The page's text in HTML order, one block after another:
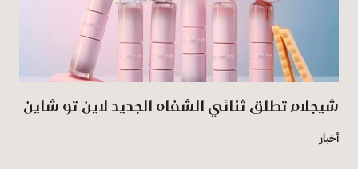
شيجلام تطلق ثنائي الشفاه الجديد لاين تو شاين
أخبار